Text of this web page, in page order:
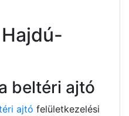
beltéri ajtó
ajtó felületkezelési